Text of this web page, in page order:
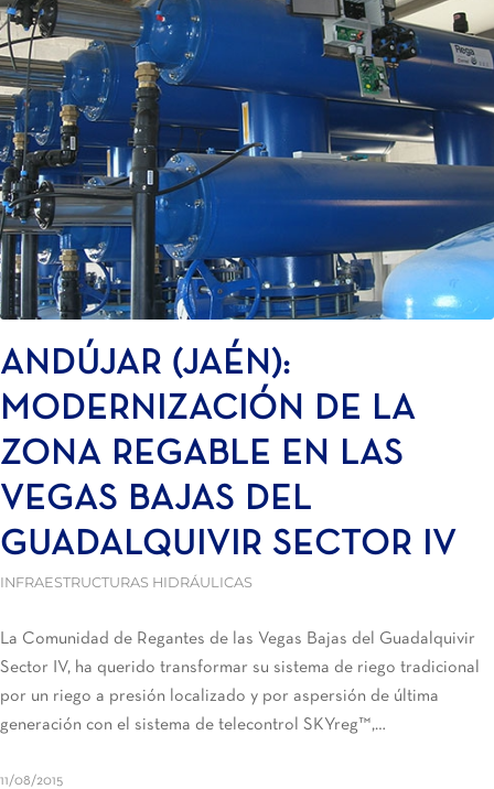
ANDÚJAR (JAÉN):
MODERNIZACIÓN DE LA
ZONA REGABLE EN LAS
VEGAS BAJAS DEL
GUADALQUIVIR SECTOR IV
INFRAESTRUCTURAS HIDRÁULICAS
La Comunidad de Regantes de las Vegas Bajas del Guadalquivir
Sector IV, ha querido transformar su sistema de riego tradicional
por un riego a presión localizado y por aspersión de última
generación con el sistema de telecontrol SKYreg™,…
11/08/2015